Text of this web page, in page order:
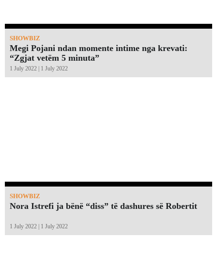
SHOWBIZ
Megi Pojani ndan momente intime nga krevati:
“Zgjat vetëm 5 minuta”￼
1 July 2022 | 1 July 2022
SHOWBIZ
Nora Istrefi ja bënë “diss” të dashures së Robertit
1 July 2022 | 1 July 2022